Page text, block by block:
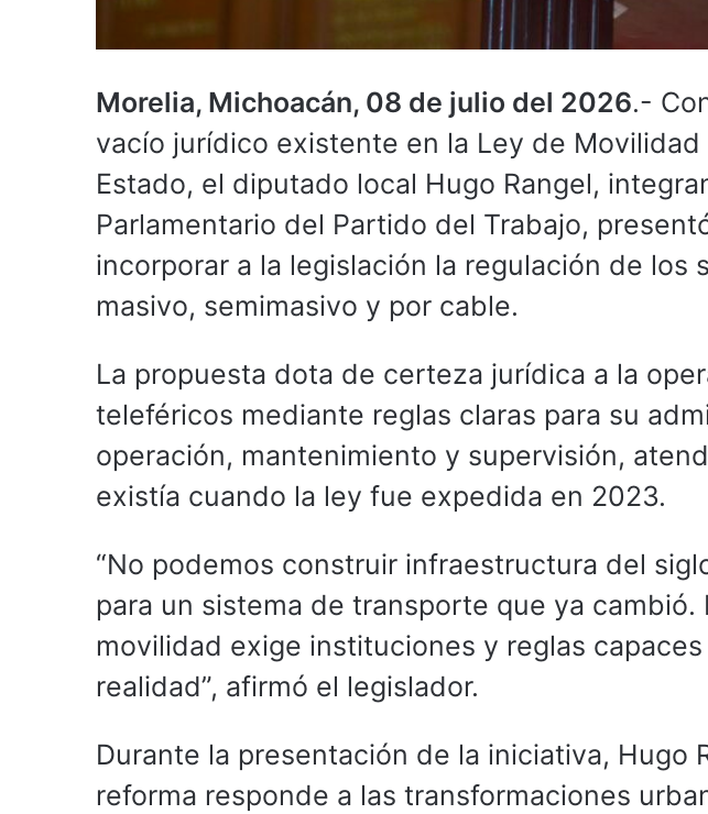
Morelia, Michoacán, 08 de julio del 2026.-
vacío jurídico existente en la Ley de
Estado, el diputado local Hugo Rangel,
Parlamentario del Partido del Trabajo,
incorporar a la legislación la regulación de los
masivo, semimasivo y por cable.
La propuesta dota de certeza jurídica a la
teleféricos mediante reglas claras para su
operación, mantenimiento y supervisión,
existía cuando la ley fue expedida en 2023.
“No podemos construir infraestructura del
para un sistema de transporte que ya
movilidad exige instituciones y reglas
realidad”, afirmó el legislador.
Durante la presentación de la iniciativa, Hugo
reforma responde a las transformaciones